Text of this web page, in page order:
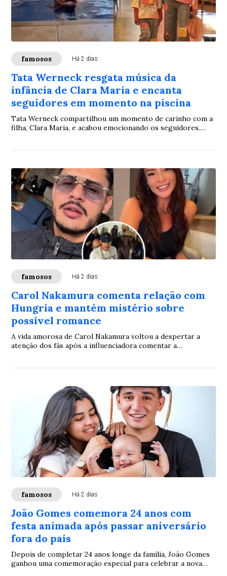
famosos Há 2 dias
Tata Werneck resgata música da
infância de Clara Maria e encanta
seguidores em momento na piscina
Tata Werneck compartilhou um momento de carinho com a
filha, Clara Maria, e acabou emocionando os seguidores.
famosos Há 2 dias
Carol Nakamura comenta relação com
Hungria e mantém mistério sobre
possível romance
A vida amorosa de Carol Nakamura voltou a despertar a
atenção dos fãs após a influenciadora comentar a
famosos Há 2 dias
João Gomes comemora 24 anos com
festa animada após passar aniversário
fora do país
Depois de completar 24 anos longe da família, João Gomes
ganhou uma comemoração especial para celebrar a nova